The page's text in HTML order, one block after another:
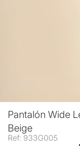
Pantalón Wide
Beige
Ref: 933G005